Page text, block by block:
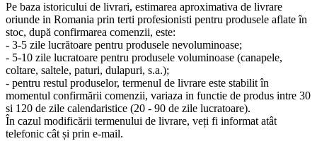
Pe baza istoricului de livrari, estimarea aproximativa de livrare
oriunde in Romania prin terti profesionisti pentru produsele aflate în
stoc, după confirmarea comenzii, este:
- 3-5 zile lucrătoare pentru produsele nevoluminoase;
- 5-10 zile lucratoare pentru produsele voluminoase (canapele,
coltare, saltele, paturi, dulapuri, s.a.);
- pentru restul produselor, termenul de livrare este stabilit în
momentul confirmării comenzii, variaza in functie de produs intre 30
si 120 de zile calendaristice (20 - 90 de zile lucratoare).
În cazul modificării termenului de livrare, veți fi informat atât
telefonic cât și prin e-mail.